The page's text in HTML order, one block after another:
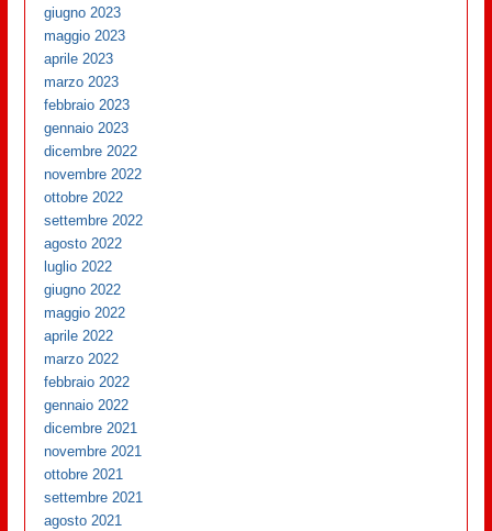
giugno 2023
maggio 2023
aprile 2023
marzo 2023
febbraio 2023
gennaio 2023
dicembre 2022
novembre 2022
ottobre 2022
settembre 2022
agosto 2022
luglio 2022
giugno 2022
maggio 2022
aprile 2022
marzo 2022
febbraio 2022
gennaio 2022
dicembre 2021
novembre 2021
ottobre 2021
settembre 2021
agosto 2021